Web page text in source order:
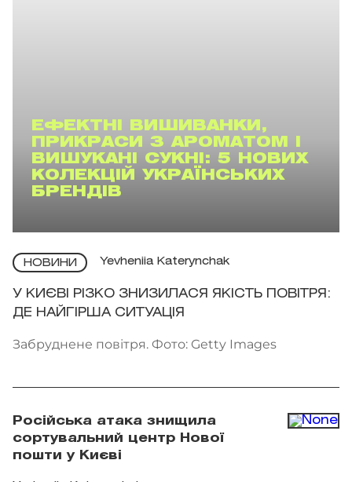
ЕФЕКТНІ ВИШИВАНКИ,
ПРИКРАСИ З АРОМАТОМ І
ВИШУКАНІ СУКНІ: 5 НОВИХ
КОЛЕКЦІЙ УКРАЇНСЬКИХ
БРЕНДІВ
НОВИНИ Yevheniia Katerynchak
У КИЄВІ РІЗКО ЗНИЗИЛАСЯ ЯКІСТЬ ПОВІТРЯ:
ДЕ НАЙГІРША СИТУАЦІЯ
Забруднене повітря. Фото: Getty Images
Російська атака знищила
сортувальний центр Нової
пошти у Києві